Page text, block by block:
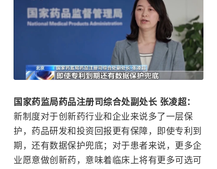
国家药监局药品注册司综合处副处长 张凌超：
新制度对于创新药行业和企业来说多了一层保
护，药品研发和投资回报更有保障，即使专利到
期，还有数据保护兜底；对于患者来说，更多企
业愿意做创新药，意味着临床上将有更多可选可